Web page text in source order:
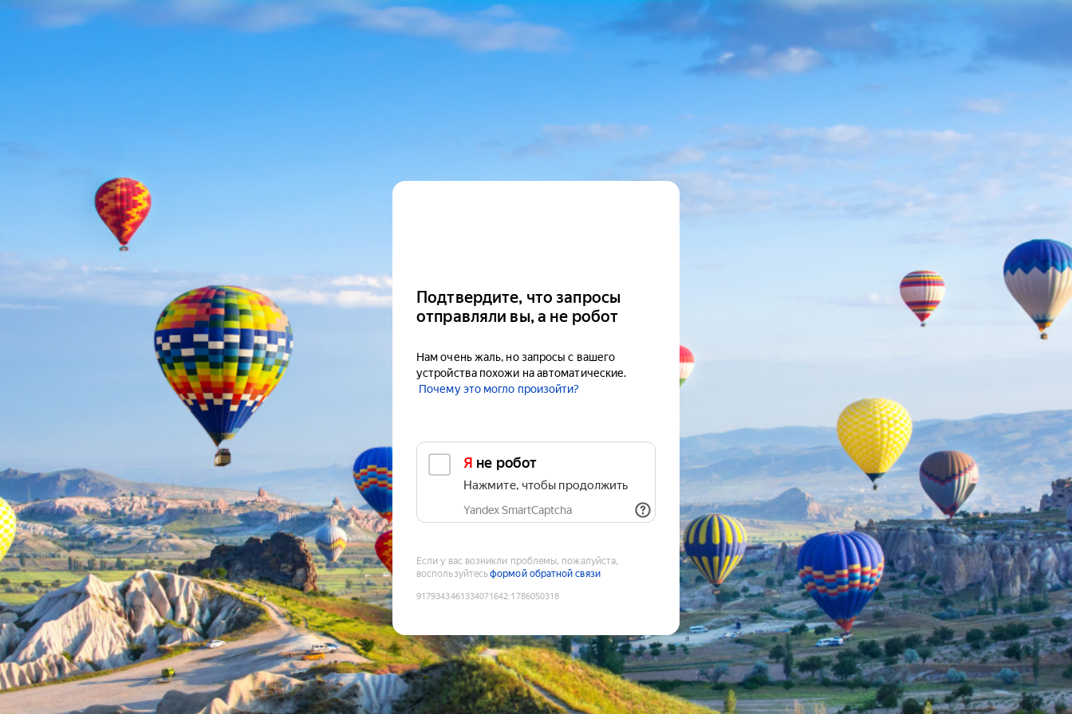
Подтвердите, что запросы
отправляли вы, а не робот
Нам очень жаль, но запросы с вашего
устройства похожи на автоматические.
Почему это могло произойти?
Я не робот
Нажмите, чтобы продолжить
Yandex SmartCaptcha
Если у вас возникли проблемы, пожалуйста,
воспользуйтесьформой обратной связи
9179343461334071642:1786050318